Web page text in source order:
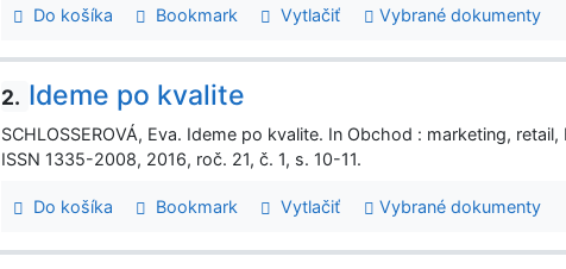
Do košíka Bookmark Vytlačiť Vybrané dokumenty
2. Ideme po kvalite
SCHLOSSEROVÁ, Eva. Ideme po kvalite. In Obchod : marketing,
ISSN 1335-2008, 2016, roč. 21, č. 1, s. 10-11.
Do košíka Bookmark Vytlačiť Vybrané dokumenty